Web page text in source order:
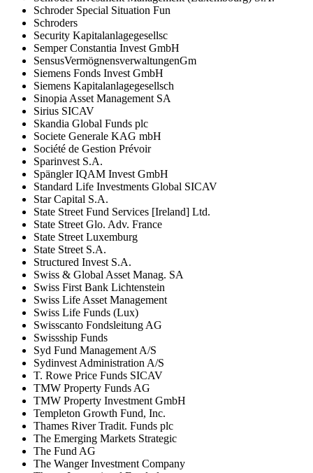
Schroder Special Situation Fun
Schroders
Security Kapitalanlagegesellsc
Semper Constantia Invest GmbH
SensusVermögnensverwaltungenGm
Siemens Fonds Invest GmbH
Siemens Kapitalanlagegesellsch
Sinopia Asset Management SA
Sirius SICAV
Skandia Global Funds plc
Societe Generale KAG mbH
Société de Gestion Prévoir
Sparinvest S.A.
Spängler IQAM Invest GmbH
Standard Life Investments Global SICAV
Star Capital S.A.
State Street Fund Services [Ireland] Ltd.
State Street Glo. Adv. France
State Street Luxemburg
State Street S.A.
Structured Invest S.A.
Swiss & Global Asset Manag. SA
Swiss First Bank Lichtenstein
Swiss Life Asset Management
Swiss Life Funds (Lux)
Swisscanto Fondsleitung AG
Swissship Funds
Syd Fund Management A/S
Sydinvest Administration A/S
T. Rowe Price Funds SICAV
TMW Property Funds AG
TMW Property Investment GmbH
Templeton Growth Fund, Inc.
Thames River Tradit. Funds plc
The Emerging Markets Strategic
The Fund AG
The Wanger Investment Company